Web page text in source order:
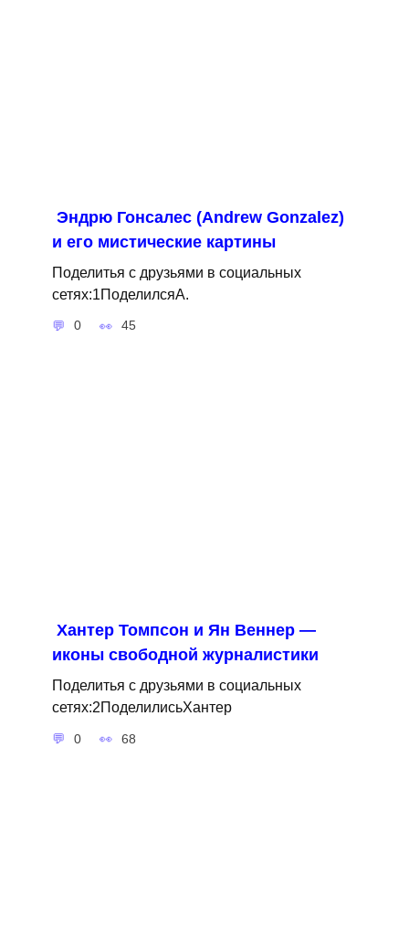
Эндрю Гонсалес (Andrew Gonzalez)
и его мистические картины
Поделитья с друзьями в социальных
сетях:1ПоделилсяA.
0 45
Хантер Томпсон и Ян Веннер —
иконы свободной журналистики
Поделитья с друзьями в социальных
сетях:2ПоделилисьХантер
0 68